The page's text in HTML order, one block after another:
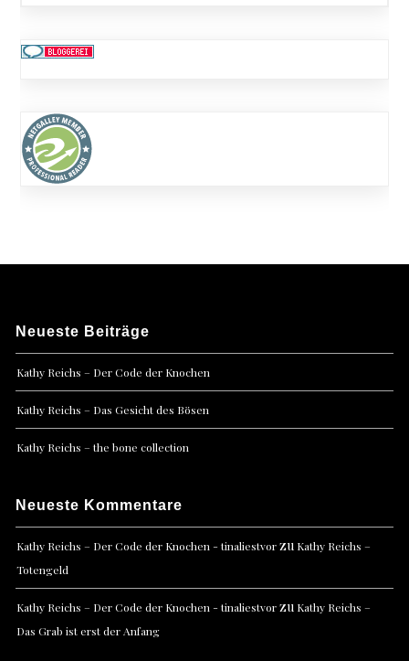
Neueste Beiträge
Kathy Reichs – Der Code der Knochen
Kathy Reichs – Das Gesicht des Bösen
Kathy Reichs – the bone collection
Neueste Kommentare
Kathy Reichs – Der Code der Knochen - tinaliestvorzu Kathy Reichs –
Totengeld
Kathy Reichs – Der Code der Knochen - tinaliestvorzu Kathy Reichs –
Das Grab ist erst der Anfang